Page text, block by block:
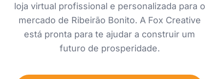
loja virtual profissional e personalizada para o
mercado de Ribeirão Bonito. A Fox Creative
está pronta para te ajudar a construir um
futuro de prosperidade.